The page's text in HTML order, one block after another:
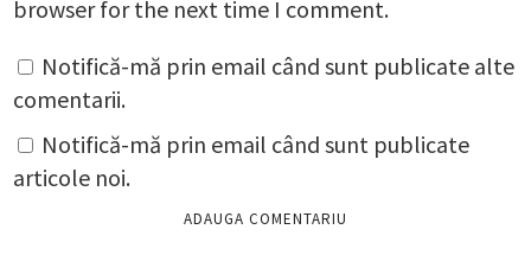
browser for the next time I comment.
Notifică-mă prin email când sunt publicate alte
comentarii.
Notifică-mă prin email când sunt publicate
articole noi.